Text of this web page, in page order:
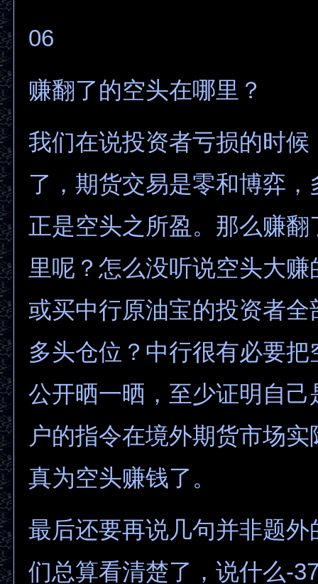
06
赚翻了的空头在哪里？
我们在说投资者亏损的时候
了，期货交易是零和博弈，
正是空头之所盈。那么赚翻
里呢？怎么没听说空头大
或买中行原油宝的投资者全
多头仓位？中行很有必要把
公开晒一晒，至少证明自己
户的指令在境外期货市场
真为空头赚钱了。
最后还要再说几句并非题外
们总算看清楚了，说什么-